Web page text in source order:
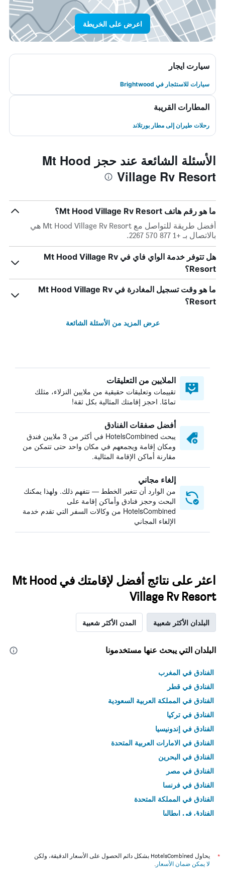
اعرض على الخريطة
سيارت ايجار
سيارات للاستئجار في Brightwood
المطارات القريبة
رحلات طيران إلى مطار بورتلاند
الأسئلة الشائعة عند حجز Mt Hood
Village Rv Resort
ما هو رقم هاتف Mt Hood Village Rv Resort؟
أفضل طريقة للتواصل مع Mt Hood Village Rv Resort هي
بالاتصال بـ +1 877 570 2267.
هل تتوفر خدمة الواي فاي في Mt Hood Village Rv
Resort؟
ما هو وقت تسجيل المغادرة في Mt Hood Village Rv
Resort؟
عرض المزيد من الأسئلة الشائعة
الملايين من التعليقات
تقييمات وتعليقات حقيقية من ملايين النزلاء، مثلك
تمامًا. احجز إقامتك المثالية بكل ثقة!
أفضل صفقات الفنادق
يبحث HotelsCombined في أكثر من 3 ملايين فندق
ومكان إقامة ويجمعهم في مكان واحد حتى تتمكن من
مقارنة أماكن الإقامة المثالية.
إلغاء مجاني
من الوارد أن تتغير الخطط — نتفهم ذلك. ولهذا يمكنك
البحث وحجز فنادق وأماكن إقامة على
HotelsCombined من وكالات السفر التي تقدم خدمة
الإلغاء المجاني
اعثر على نتائج أفضل لإقامتك في Mt Hood
Village Rv Resort
البلدان الأكثر شعبية المدن الأكثر شعبية
البلدان التي يبحث عنها مستخدمونا
الفنادق في المغرب
الفنادق في قطر
الفنادق في المملكة العربية السعودية
الفنادق في تركيا
الفنادق في إندونيسيا
الفنادق في الامارات العربية المتحدة
الفنادق في البحرين
الفنادق في مصر
الفنادق في فرنسا
الفنادق في المملكة المتحدة
الفنادق في إيطاليا
*
يحاول HotelsCombined بشكل دائم الحصول على الأسعار الدقيقة، ولكن
لا يمكن ضمان الأسعار .